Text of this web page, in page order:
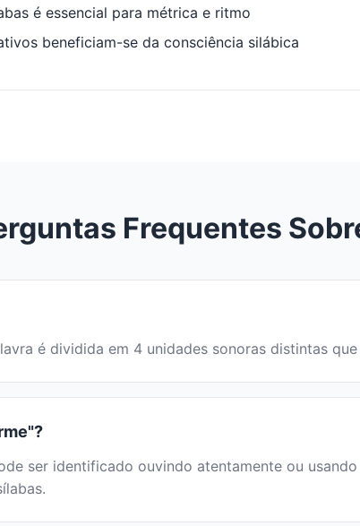
é essencial para métrica e ritmo
beneficiam-se da consciência silábica
Frequentes
é dividida em 4 unidades sonoras distintas
ser identificado ouvindo atentamente ou